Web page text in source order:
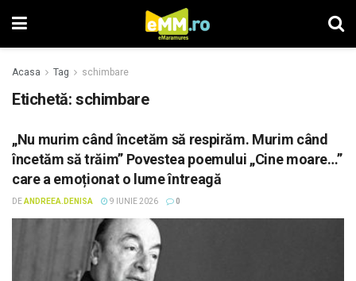
Acasa Tag schimbare
Etichetă: schimbare
„Nu murim când încetăm să respirăm. Murim când
încetăm să trăim” Povestea poemului „Cine moare…”
care a emoționat o lume întreagă
DEANDREEA.DENISA 9 IUNIE 2026 0